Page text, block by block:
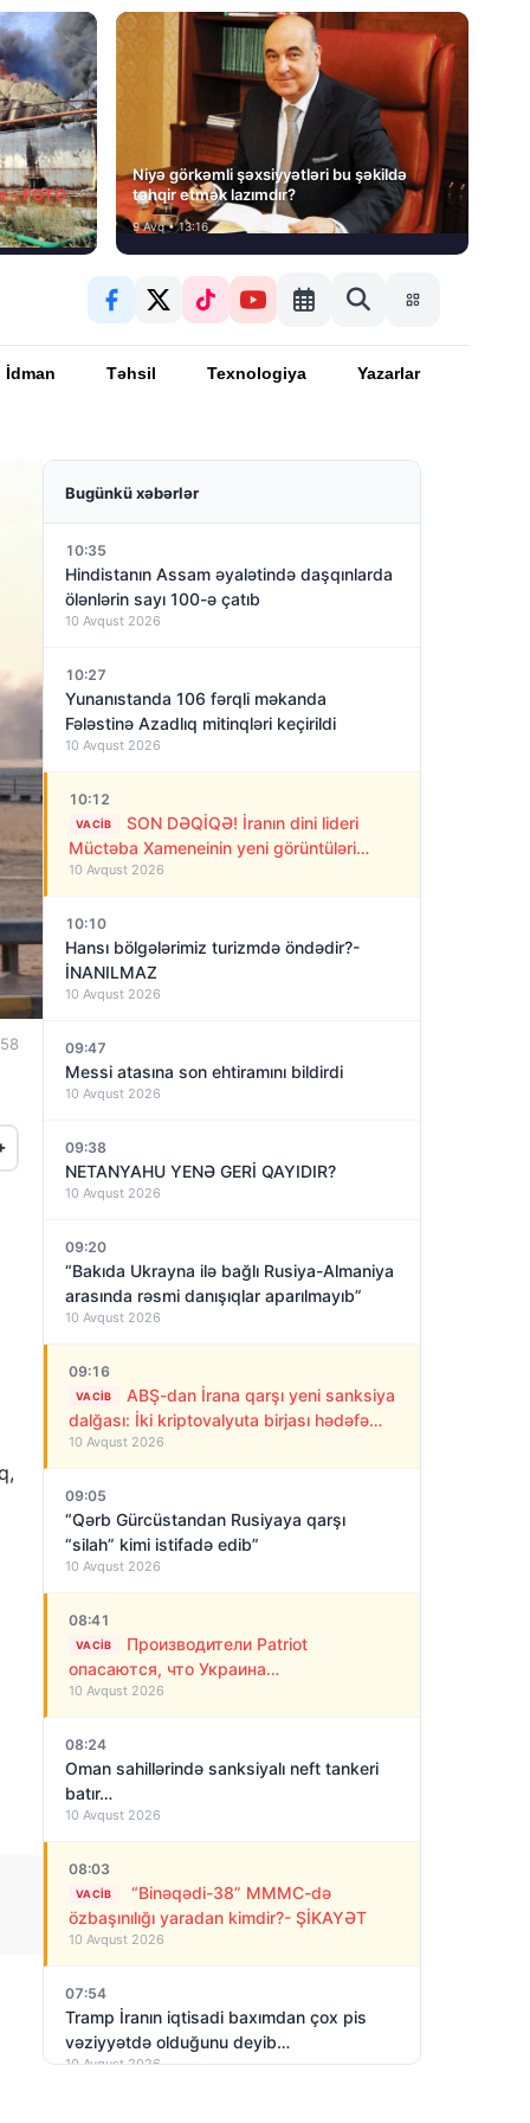
– FOTO
Niyə görkəmli şəxsiyyətləri bu şəkildə
təhqir etmək lazımdır?
9 Avq • 13:16
İdman Təhsil Texnologiya Yazarlar
Bugünkü xəbərlər
10:35
Hindistanın Assam əyalətində daşqınlarda
ölənlərin sayı 100-ə çatıb
10 Avqust 2026
10:27
Yunanıstanda 106 fərqli məkanda
Fələstinə Azadlıq mitinqləri keçirildi
10 Avqust 2026
10:12
VACIB
SON DƏQİQƏ! İranın dini lideri
Müctəba Xameneinin yeni görüntüləri
yayımlandı…
10 Avqust 2026
10:10
Hansı bölgələrimiz turizmdə öndədir?-
İNANILMAZ
10 Avqust 2026
09:47
Messi atasına son ehtiramını bildirdi
10 Avqust 2026
09:38
NETANYAHU YENƏ GERİ QAYIDIR?
10 Avqust 2026
09:20
“Bakıda Ukrayna ilə bağlı Rusiya-Almaniya
arasında rəsmi danışıqlar aparılmayıb”
10 Avqust 2026
09:16
VACIB
ABŞ-dan İrana qarşı yeni sanksiya
dalğası: İki kriptovalyuta birjası hədəfə
alındı
10 Avqust 2026
09:05
“Qərb Gürcüstandan Rusiyaya qarşı
“silah” kimi istifadə edib”
10 Avqust 2026
08:41
VACIB
Производители Patriot
опасаются, что Украина
усовершенствует и удешевит их
10 Avqust 2026
08:24
Oman sahillərində sanksiyalı neft tankeri
batır…
10 Avqust 2026
08:03
VACIB
“Binəqədi-38” MMMC-də
özbaşınılığı yaradan kimdir?- ŞİKAYƏT
10 Avqust 2026
07:54
Tramp İranın iqtisadi baxımdan çox pis
vəziyyətdə olduğunu deyib…
10 Avqust 2026